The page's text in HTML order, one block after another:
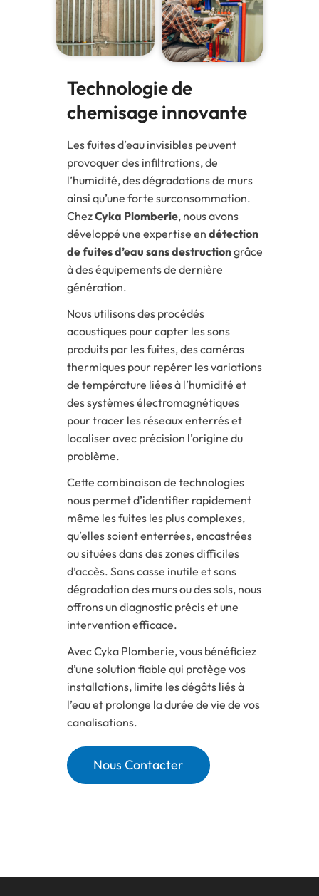
Technologie de
chemisage innovante
Les fuites d’eau invisibles peuvent
provoquer des infiltrations, de
l’humidité, des dégradations de murs
ainsi qu’une forte surconsommation.
ChezCyka Plomberie, nous avons
développé une expertise en détection
de fuites d’eau sans destructiongrâce
à des équipements de dernière
génération.
Nous utilisons des procédés
acoustiques pour capter les sons
produits par les fuites, des caméras
thermiques pour repérer les variations
de température liées à l’humidité et
des systèmes électromagnétiques
pour tracer les réseaux enterrés et
localiser avec précision l’origine du
problème.
Cette combinaison de technologies
nous permet d’identifier rapidement
même les fuites les plus complexes,
qu’elles soient enterrées, encastrées
ou situées dans des zones difficiles
d’accès. Sans casse inutile et sans
dégradation des murs ou des sols, nous
offrons un diagnostic précis et une
intervention efficace.
Avec Cyka Plomberie, vous bénéficiez
d’une solution fiable qui protège vos
installations, limite les dégâts liés à
l’eau et prolonge la durée de vie de vos
canalisations.
Nous Contacter